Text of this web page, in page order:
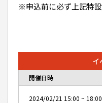
※申込前に必ず上記特
イ
開催日時
2024/02/21 15:00 ~ 18:00